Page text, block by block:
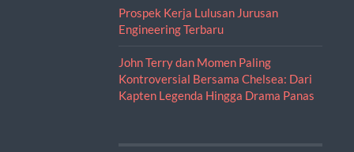
Prospek Kerja Lulusan Jurusan
Engineering Terbaru
John Terry dan Momen Paling
Kontroversial Bersama Chelsea: Dari
Kapten Legenda Hingga Drama Panas